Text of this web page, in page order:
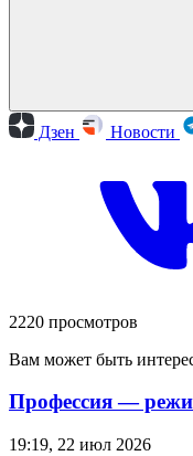
Дзен Новости
2220 просмотров
Вам может быть
Профессия —
19:19, 22 июл 2026